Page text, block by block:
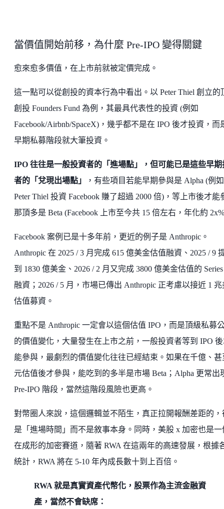
當價值開始前移，為什麼 Pre-IPO 變得關鍵
愈來愈多價值，在上市前就被定價完成。
這一點可以從創投的資本行為中看出。以 Peter Thiel 創立的
創投 Founders Fund 為例，其最具代表性的投資 (例如
Facebook/Airbnb/SpaceX)，幾乎都不是在 IPO 後才投資，而
早期私募階段就大筆投資。
IPO 往往是一般投資者的「進場點」，但可能已是這些早期
者的「兌現出場點」
，有些項目若能早期參與是 Alpha (例如
Peter Thiel 投資 Facebook 賺了超過 2000 倍)，等上市後才能
那頂多是 Beta (Facebook 上市至今共 15 倍左右，年化約
Facebook 案例已是十多年前，更近的例子是 Anthropic。
Anthropic 在 2025 / 3 月完成 615 億美金估值融資、2025 / 9
到 1830 億美金、2026 / 2 月又完成 3800 億美金估值的
融資；2026 / 5 月，市場已傳出 Anthropic 正考慮以接近 1
估值募資。
重點不是 Anthropic 一定會以這個估值 IPO，而是頂級私募
的價值變化，大量發生在上市之前，一般投資者等到 IPO
能參與，最劇烈的價值變化往往已經結束。如果在千億、甚
元估值後才參與，能吃到的多半是市場 Beta；Alpha 更常出
Pre-IPO 階段，當然這階段風險也更高。
對幣圈人來說，這個邏輯並不陌生，真正拉開報酬差距的，
是「進場時間」而不是敘事本身。同時，美股 x 加密也是一
在成形的加密賽道，隨著 RWA 在這兩年的高速發展，根據
統計，RWA 將在 5-10 年內成長數十到上百倍。
RWA 就是真實資產代幣化，股票作為主流金融資
產，當然不會缺席：